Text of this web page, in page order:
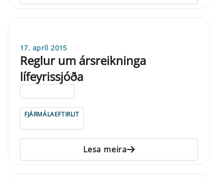
17. apríl 2015
Reglur um ársreikninga
lífeyrissjóða
FJÁRMÁLAEFTIRLIT
Lesa meira